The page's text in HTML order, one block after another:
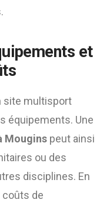
et
site multisport
équipements. Une
Mougins peut ainsi
ou des
disciplines. En
de